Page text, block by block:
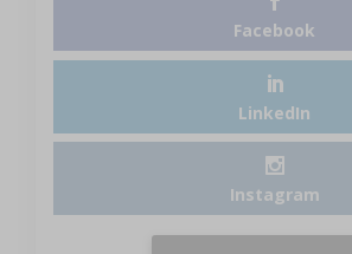
Facebook
LinkedIn
Instagram